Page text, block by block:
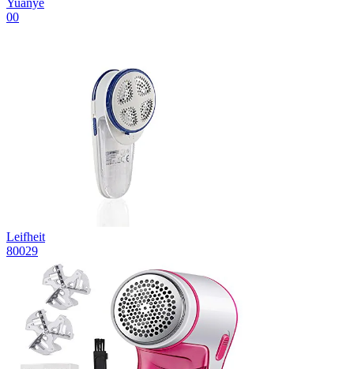
00
Leifheit
80029